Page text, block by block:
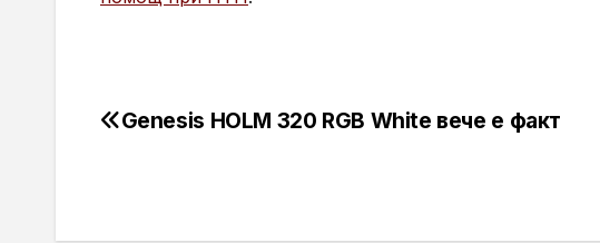
Навигация
Genesis HOLM 320 RGB White вече е факт